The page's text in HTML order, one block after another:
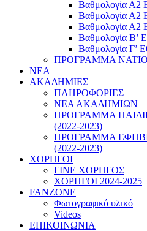
Βαθμολογία Α2
Βαθμολογία Α2
Βαθμολογία Α2
Βαθμολογία Β’
Βαθμολογία Γ’
ΠΡΟΓΡΑΜΜΑ
ΝΕΑ
ΑΚΑΔΗΜΙΕΣ
ΠΛΗΡΟΦΟΡΙΕΣ
ΝΕΑ ΑΚΑΔΗΜΙΩΝ
ΠΡΟΓΡΑΜΜΑ
(2022-2023)
ΠΡΟΓΡΑΜΜΑ
(2022-2023)
ΧΟΡΗΓΟΙ
ΓΙΝΕ ΧΟΡΗΓΟΣ
ΧΟΡΗΓΟΙ 2024-2025
FANZONE
Φωτογραφικό υλικό
Videos
ΕΠΙΚΟΙΝΩΝΙΑ